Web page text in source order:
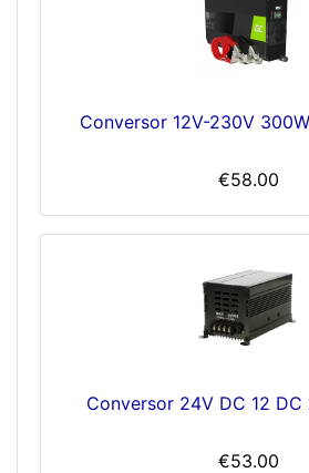
Conversor 12V-230V
€58.00
Conversor 24V DC 12
€53.00